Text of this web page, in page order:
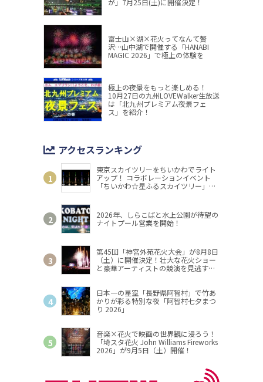
が」7月25日(土)に開催決定！
富士山×湖×花火ってなんて贅
沢…山中湖で開催する「HANABI
MAGIC 2026」で極上の体験を
極上の夜景をもっと楽しめる！
10月27日の九州LOVEWalker生放送
は「北九州プレミアム夜景フェ
ス」を紹介！
アクセスランキング
東京スカイツリーをちいかわでライト
アップ！ コラボレーションイベント
「ちいかわ☆星ふるスカイツリー」開
2026年、しらこばと水上公園が待望の
ナイトプール営業を開始！
第45回「神宮外苑花火大会」が8月8日
（土）に開催決定！壮大な花火ショー
と豪華アーティストの競演を見逃す
日本一の星空「長野県阿智村」で竹あ
かりが彩る特別な夜「阿智村七夕まつ
り 2026」
音楽×花火で映画の世界観に浸ろう！
「埼スタ花火 John Williams Fireworks
2026」が9月5日（土）開催！